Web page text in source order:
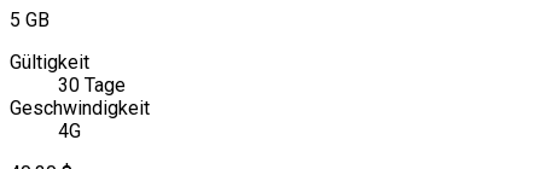
5 GB
Gültigkeit
30 Tage
Geschwindigkeit
4G